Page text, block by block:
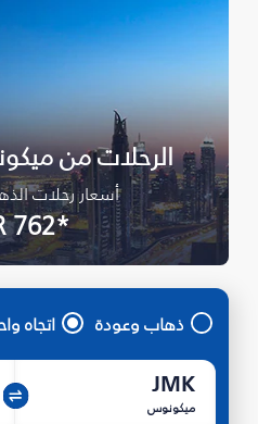
الرحلات من
أسعار رحلات
*EUR 762
ذهاب وعودة اتجاه
JMK
ميكونوس